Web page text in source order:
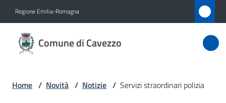
Regione Emilia-Romagna
Comune di Cavezzo
di
Home / Novità / Notizie / Servizi straordinari polizia